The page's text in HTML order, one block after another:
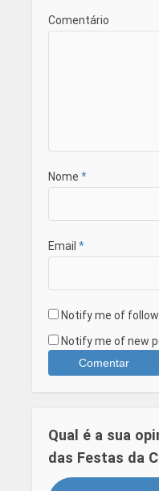
Comentário
Nome *
Email *
Notify me of
Notify me of new
Qual é a sua
das Festas da